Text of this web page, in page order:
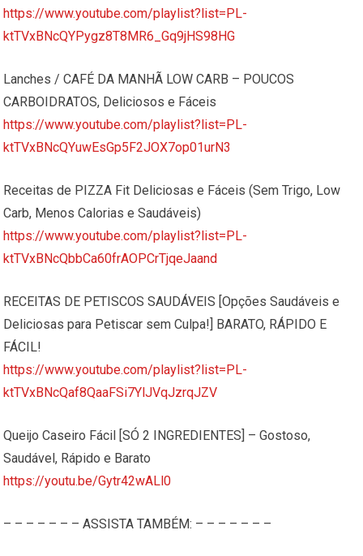
https://www.youtube.com/playlist?list=PL-
ktTVxBNcQYPygz8T8MR6_Gq9jHS98HG
Lanches / CAFÉ DA MANHÃ LOW CARB – POUCOS
CARBOIDRATOS, Deliciosos e Fáceis
https://www.youtube.com/playlist?list=PL-
ktTVxBNcQYuwEsGp5F2JOX7op01urN3
Receitas de PIZZA Fit Deliciosas e Fáceis (Sem Trigo, Low
Carb, Menos Calorias e Saudáveis)
https://www.youtube.com/playlist?list=PL-
ktTVxBNcQbbCa60frAOPCrTjqeJaand
RECEITAS DE PETISCOS SAUDÁVEIS [Opções Saudáveis e
Deliciosas para Petiscar sem Culpa!] BARATO, RÁPIDO E
FÁCIL!
https://www.youtube.com/playlist?list=PL-
ktTVxBNcQaf8QaaFSi7YlJVqJzrqJZV
Queijo Caseiro Fácil [SÓ 2 INGREDIENTES] – Gostoso,
Saudável, Rápido e Barato
https://youtu.be/Gytr42wALl0
– – – – – – – ASSISTA TAMBÉM: – – – – – – –